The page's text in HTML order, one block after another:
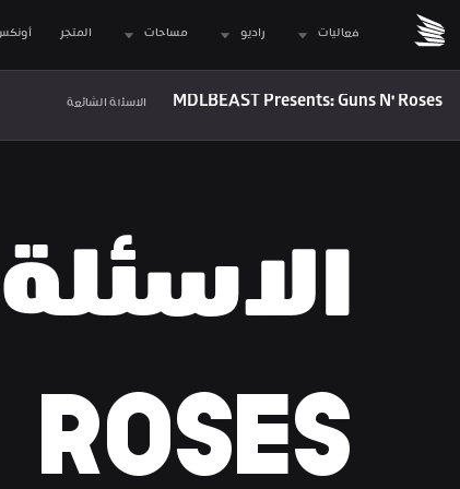
فعاليات راديو مساحات المتجر
MDLBEAST Presents: Guns N' Roses الاسئلة الشائعة